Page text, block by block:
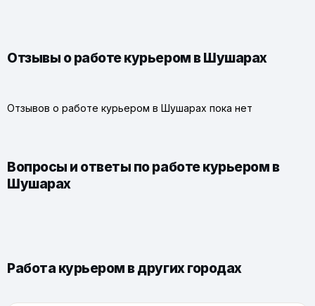
Отзывы о работе курьером в Шушарах
Отзывов о работе курьером в Шушарах пока нет
Вопросы и ответы по работе курьером в
Шушарах
Работа курьером в других городах